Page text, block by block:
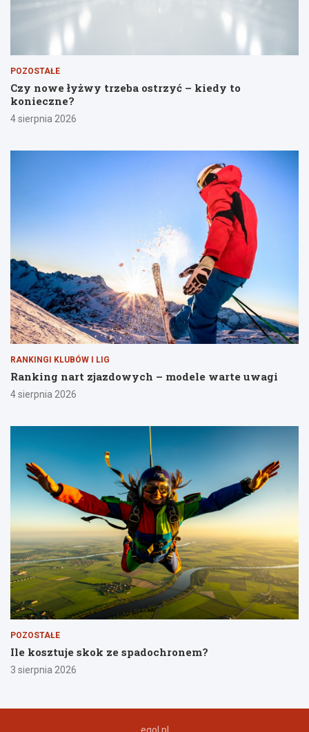
POZOSTAŁE
Czy nowe łyżwy trzeba ostrzyć – kiedy to
konieczne?
4 sierpnia 2026
RANKINGI KLUBÓW I LIG
Ranking nart zjazdowych – modele warte uwagi
4 sierpnia 2026
POZOSTAŁE
Ile kosztuje skok ze spadochronem?
3 sierpnia 2026